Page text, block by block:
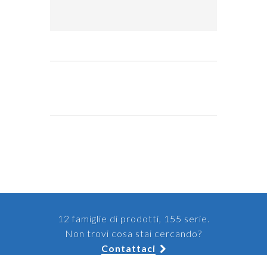
12 famiglie di prodotti, 155 serie.
Non trovi cosa stai cercando?
Contattaci